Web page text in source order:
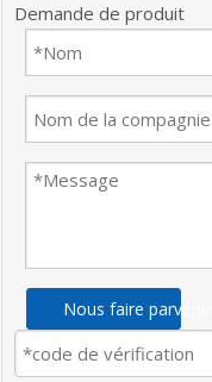
Demande de produit
Nous faire parvenir